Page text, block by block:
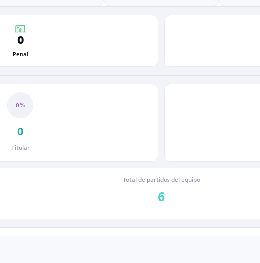
0
Penal
0%
0
Titular
Total de partidos del equipo
6